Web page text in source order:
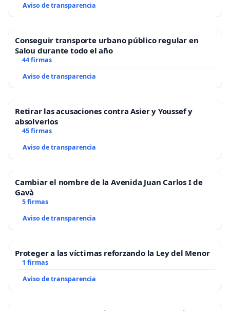
Aviso de transparencia
Conseguir transporte urbano público regular en
Salou durante todo el año
44 firmas
Aviso de transparencia
Retirar las acusaciones contra Asier y Youssef y
absolverlos
45 firmas
Aviso de transparencia
Cambiar el nombre de la Avenida Juan Carlos I de
Gavà
5 firmas
Aviso de transparencia
Proteger a las víctimas reforzando la Ley del Menor
1 firmas
Aviso de transparencia